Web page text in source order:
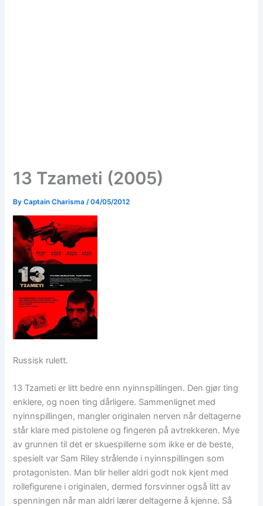
13 Tzameti (2005)
ByCaptain Charisma /04/05/2012
Russisk rulett.
13 Tzameti er litt bedre enn nyinnspillingen. Den gjør ting
enklere, og noen ting dårligere. Sammenlignet med
nyinnspillingen, mangler originalen nerven når deltagerne
står klare med pistolene og fingeren på avtrekkeren. Mye
av grunnen til det er skuespillerne som ikke er de beste,
spesielt var Sam Riley strålende i nyinnspillingen som
protagonisten. Man blir heller aldri godt nok kjent med
rollefigurene i originalen, dermed forsvinner også litt av
spenningen når man aldri lærer deltagerne å kjenne. Så